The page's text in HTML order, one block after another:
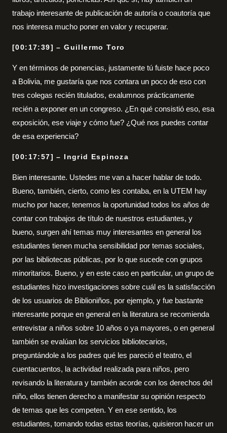
trabajo interesante de publicación de autoría o coautoría que
nos interesa mucho poner en valor y recuperar.
[00:17:39] – Guillermo Toro
Y en términos de ponencias, justamente tú fuiste hace poco
a Bolivia, me gustaría que nos contara un poco de eso con
tres colegas recién titulados, exalumnos prácticamente
recién a exponer en un congreso. ¿En qué consistió eso, esa
exposición, ese viaje y cómo fue? ¿Qué nos puedes contar
de esa experiencia?
[00:17:57] – Ingrid Espinoza
Bien interesante. Ustedes me van a hacer hablar de todo.
Bueno, también, cierto, como les contaba, en la UTEM hay
mucho por hacer, tenemos la oportunidad todos los años de
contar con trabajos de título de nuestros estudiantes, y
bueno, surgen ahí temas muy interesantes en general los
estudiantes tienen mucha sensibilidad por temas sociales,
por las bibliotecas públicas, por lo que sucede con grupos
minoritarios. Bueno, y en este caso en particular, un grupo de
estudiantes hizo investigaciones sobre cuál es la satisfacción
de los usuarios de Biblioniños, por ejemplo, y fue bastante
interesante porque en general en la literatura se recomienda
entrevistar a niños sobre 10 años o ya mayores, o en general
también se evalúan los servicios bibliotecarios,
preguntándole a los padres qué les pareció el teatro, el
cuentacuentos, la actividad realizada para niños, pero
revisando la literatura y también acorde con los derechos del
niño, ellos tienen derecho a manifestar su opinión respecto
de temas que les competen. Y en ese sentido, los
estudiantes, tomando todas estas teorías, quisieron hacer un